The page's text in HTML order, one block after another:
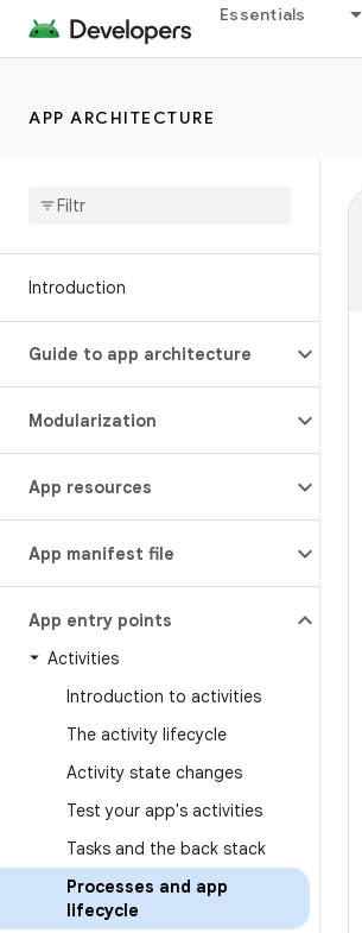
Essentials
APP ARCHITECTURE
Introduction
Guide to app architecture
Modularization
App resources
App manifest file
App entry points
Activities
Introduction to activities
The activity lifecycle
Activity state changes
Test your app's activities
Tasks and the back stack
Processes and app
lifecycle